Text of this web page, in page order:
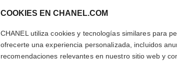
COOKIES EN CHANEL.COM
CHANEL utiliza cookies y tecnologías similares para
ofrecerte una experiencia personalizada, incluidos
recomendaciones relevantes en nuestro sitio web y